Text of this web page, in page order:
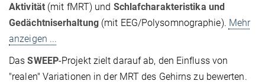
Aktivität(mit fMRT) und Schlafcharakteristika und
Gedächtniserhaltung(mit EEG/Polysomnographie). Mehr
anzeigen ...
DasSWEEP-Projekt zielt darauf ab, den Einfluss von
"realen" Variationen in der MRT des Gehirns zu bewerten.